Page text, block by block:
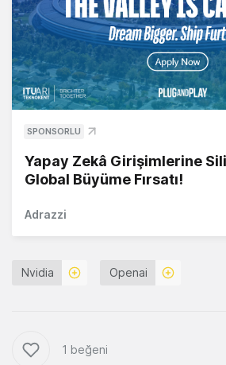
SPONSORLU
Yapay Zekâ Girişimlerine
Global Büyüme Fırsatı!
Adrazzi
Nvidia Openai
1 beğeni